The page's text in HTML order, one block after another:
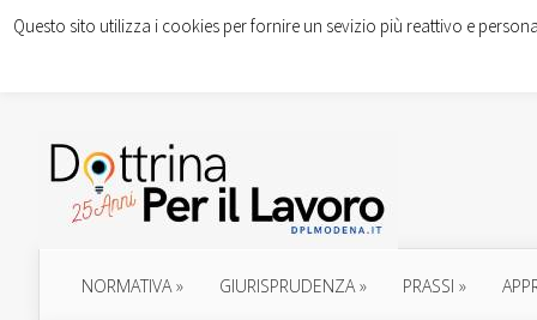
NORMATIVA» GIURISPRUDENZA» PRASSI »
Questo sito utilizza i cookies per fornire un sevizio più reattivo e